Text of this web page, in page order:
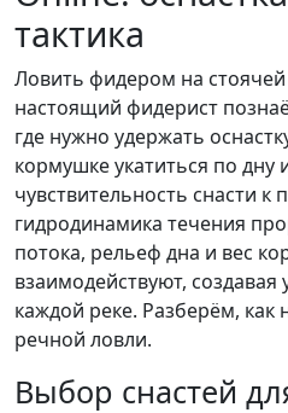
тактика
Ловить фидером на
настоящий фидерист
где нужно удержать
кормушке укатиться по дну
чувствительность снасти к
гидродинамика течения
потока, рельеф дна и вес
взаимодействуют,
каждой реке. Разберём, как
речной ловли.
Выбор снастей